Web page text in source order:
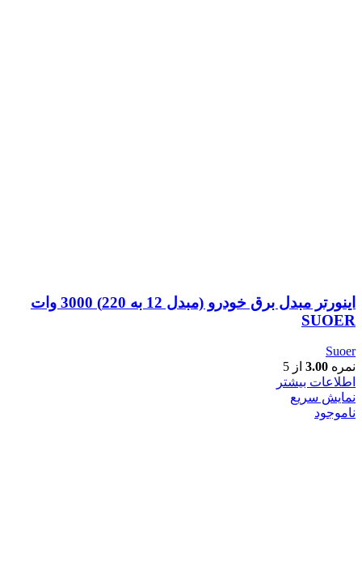
اینورتر مبدل برق خودرو (مبدل 12 به 220) 3000 وات
SUOER
Suoer
نمره 3.00 از 5
اطلاعات بیشتر
نمایش سریع
ناموجود